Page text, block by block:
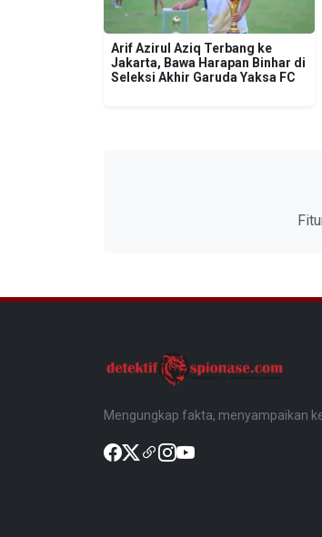
Arif Azirul Aziq Terbang ke
Jakarta, Bawa Harapan Binhar di
Seleksi Akhir Garuda Yaksa FC
Mengungkap fakta, menyampaikan